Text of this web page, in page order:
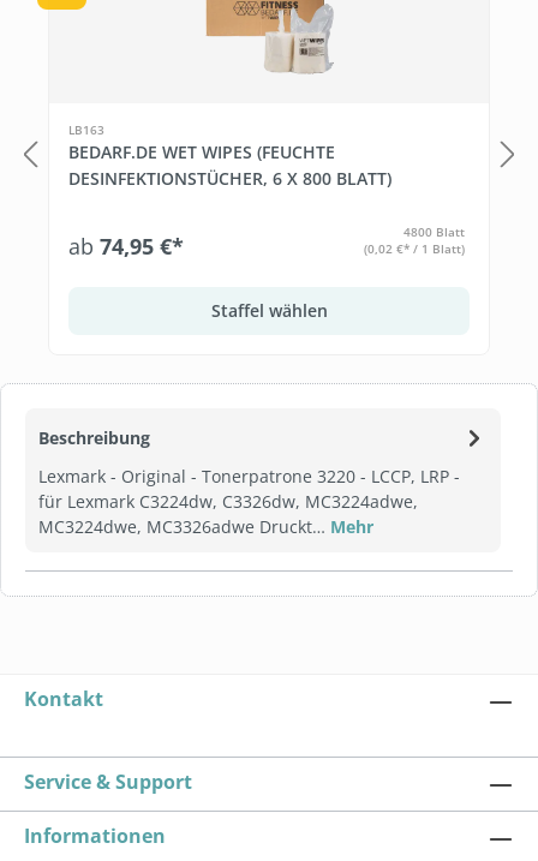
Beschreibung
Lexmark - Original - Tonerpatrone 3220 - LCCP, LRP -
für Lexmark C3224dw, C3326dw, MC3224adwe,
MC3224dwe, MC3326adwe Druckt… Mehr
LB163
BEDARF.DE WET WIPES (FEUCHTE
DESINFEKTIONSTÜCHER, 6 X 800 BLATT)
ab 74,95 €*
4800 Blatt
(0,02 €* / 1 Blatt)
Staffel wählen
Kontakt
Service & Support
Informationen